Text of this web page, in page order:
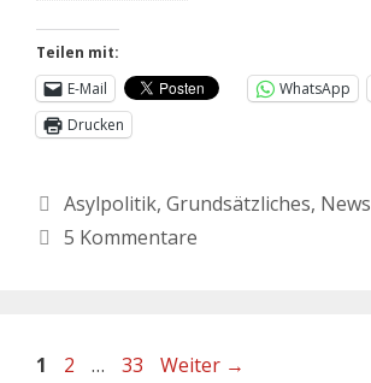
Teilen mit:
E-Mail
WhatsApp
Drucken
Asylpolitik, Grundsätzliches, News
5 Kommentare
1 2 … 33 Weiter →